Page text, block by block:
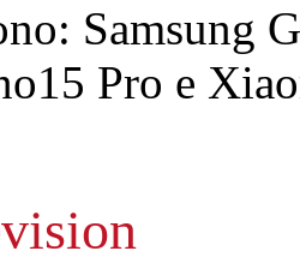
Samsung
Pro e